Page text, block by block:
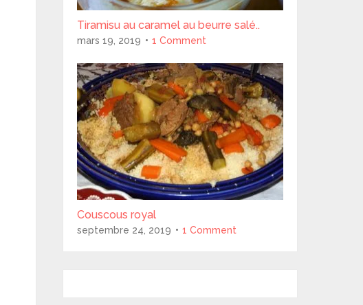
Tiramisu au caramel au beurre salé..
mars 19, 2019 1 Comment
Couscous royal
septembre 24, 2019 1 Comment